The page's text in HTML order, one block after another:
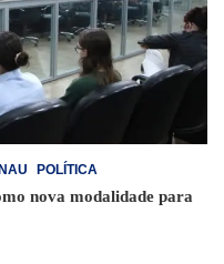
POLÍTICA
nova modalidade para